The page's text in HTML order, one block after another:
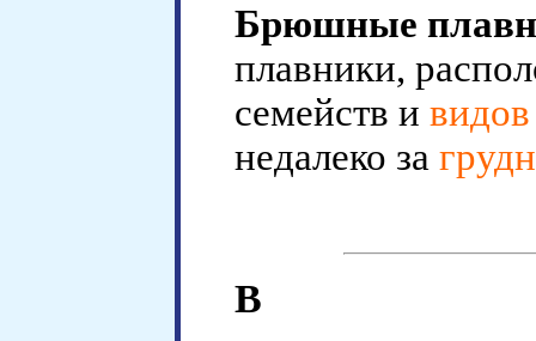
Брюшные
плавники,
семейств и видов
недалеко за
В